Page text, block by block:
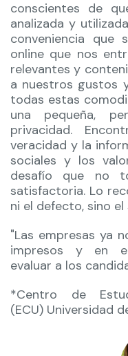
conscientes de
analizada y
conveniencia que
online que nos
relevantes y
a nuestros gustos
todas estas
una pequeña,
privacidad.
veracidad y la
sociales y los
desafío que no
satisfactoria. Lo
ni el defecto, sino
"Las empresas ya
impresos y en
evaluar a los
*Centro de
(ECU) Universidad